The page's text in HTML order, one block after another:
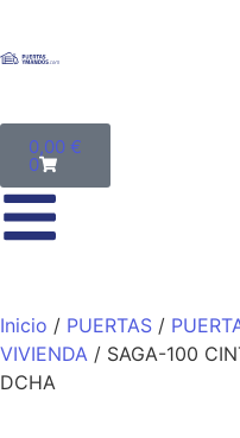
0,00 €
0
Inicio / PUERTAS /
VIVIENDA / SAGA-100
DCHA